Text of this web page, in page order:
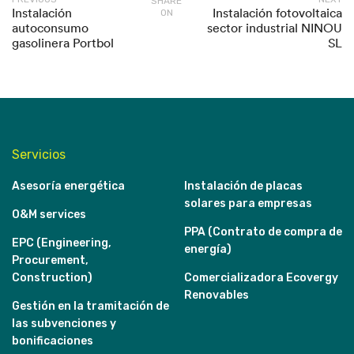
Instalación
autoconsumo
gasolinera Portbol
ON
Instalación fotovoltaica
sector industrial NINOU
SL
Servicios
Asesoría energética
O&M services
EPC (Engineering,
Procurement,
Construction)
Gestión en la tramitación de
las subvenciones y
bonificaciones
Instalación de placas
solares para empresas
PPA (Contrato de compra de
energía)
Comercializadora Ecovergy
Renovables